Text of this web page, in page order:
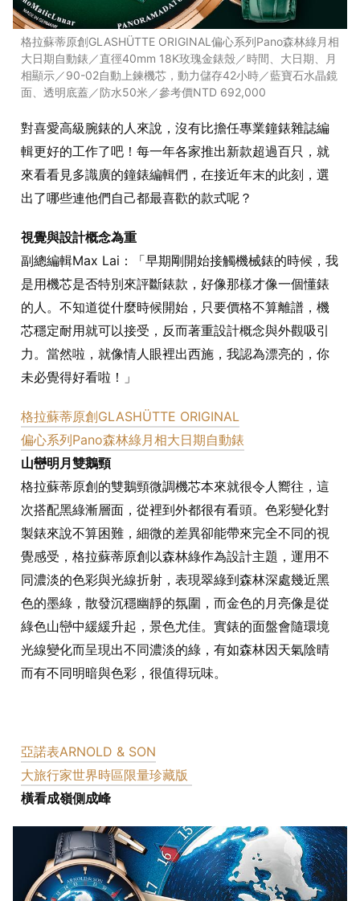
格拉蘇蒂原創GLASHÜTTE ORIGINAL偏心系列Pano森林綠月相
大日期自動錶／直徑40mm 18K玫瑰金錶殼／時間、大日期、月
相顯示／90-02自動上鍊機芯，動力儲存42小時／藍寶石水晶鏡
面、透明底蓋／防水50米／參考價NTD 692,000
對喜愛高級腕錶的人來說，沒有比擔任專業鐘錶雜誌編
輯更好的工作了吧！每一年各家推出新款超過百只，就
來看看見多識廣的鐘錶編輯們，在接近年末的此刻，選
出了哪些連他們自己都最喜歡的款式呢？
視覺與設計概念為重
副總編輯Max Lai：「早期剛開始接觸機械錶的時候，我
是用機芯是否特別來評斷錶款，好像那樣才像一個懂錶
的人。不知道從什麼時候開始，只要價格不算離譜，機
芯穩定耐用就可以接受，反而著重設計概念與外觀吸引
力。當然啦，就像情人眼裡出西施，我認為漂亮的，你
未必覺得好看啦！」
格拉蘇蒂原創GLASHÜTTE ORIGINAL
偏心系列Pano森林綠月相大日期自動錶
山巒明月雙鵝頸
格拉蘇蒂原創的雙鵝頸微調機芯本來就很令人嚮往，這
次搭配黑綠漸層面，從裡到外都很有看頭。色彩變化對
製錶來說不算困難，細微的差異卻能帶來完全不同的視
覺感受，格拉蘇蒂原創以森林綠作為設計主題，運用不
同濃淡的色彩與光線折射，表現翠綠到森林深處幾近黑
色的墨綠，散發沉穩幽靜的氛圍，而金色的月亮像是從
綠色山巒中緩緩升起，景色尤佳。實錶的面盤會隨環境
光線變化而呈現出不同濃淡的綠，有如森林因天氣陰晴
而有不同明暗與色彩，很值得玩味。
亞諾表ARNOLD & SON
大旅行家世界時區限量珍藏版
橫看成嶺側成峰